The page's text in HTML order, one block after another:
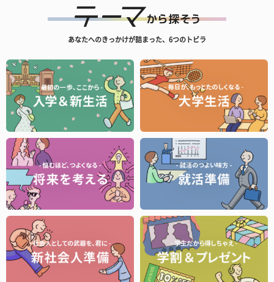
あなたへのきっかけが詰まった、6つのトビラ